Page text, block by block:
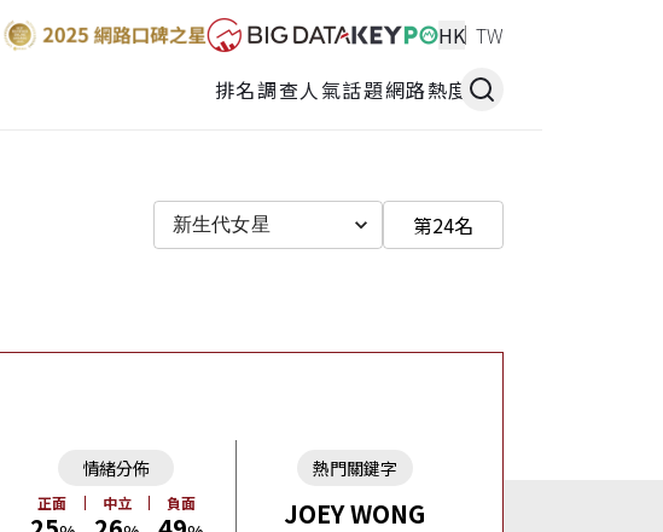
HK TW
排名調查人氣話題網路熱度
新生代女星 第24名
情緒分佈
正面 中立 負面
熱門關鍵字
JOEY WONG